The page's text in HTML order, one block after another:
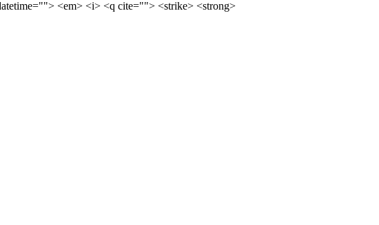
<em> <i> <q cite=""> <strike> <strong>